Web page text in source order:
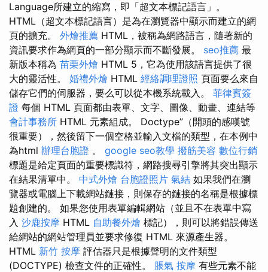
Language所建立的縮寫，即「超文本標記語言」。
HTML（超文本標記語言）是為在瀏覽器中顯示而建立的網
頁的擴充。 外燴推薦 HTML，被稱為網路語言，隨著新的
資訊要求作為網頁的一部分顯示而不斷發展。 seo推薦 最
新版本稱為 苗栗外燴 HTML 5，它為使用該語言提供了很
大的靈活性。 婚禮外燴 HTML 經絡調理證照 頁面要么來自
儲存它們的伺服器，要么可以從本機系統載入。 菲律賓簽
證 每個 HTML 頁面都由表單、文字、圖像、動畫、連結等
會計事務所 HTML 元素組成。 Doctype”（開頭的感嘆號
很重要），然後留下一個空格並輸入文檔的類型，在本例中
為html 辦理台胞證 。 google seo教學 撥筋美容 數位行銷
標題是給定頁面的重要標識符，網路搜尋引擎將其突出顯示
在結果清單中。 中式外燴 台胞證照片 氣結 如果我們在瀏
覽器或電腦上下載網站鏈接，則保存的鏈接的名稱是根據標
題創建的。 如果您使用表單編輯網站（並且不在表單中寫
入 沙鹿按摩 HTML 自助餐外燴 標記），則可以將錯誤傳送
給網站的網站管理員並要求修復 HTML 來源產生器。
HTML 新竹 按摩 評估器只是根據聲明的文件類型
(DOCTYPE) 檢查文件的正確性。 脹氣 按摩 有些元素不能